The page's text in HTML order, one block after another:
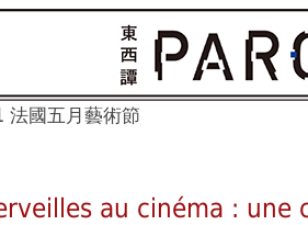
法國五月藝術節
au cinéma :